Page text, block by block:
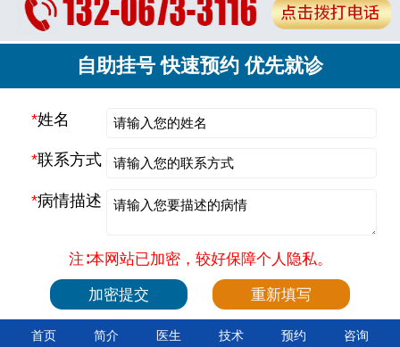
自助挂号 快速预约 优先就诊
*姓名
*联系方式
*病情描述
注∶本网站已加密，较好保障个人隐私。
首页 简介 医生 技术 预约 咨询